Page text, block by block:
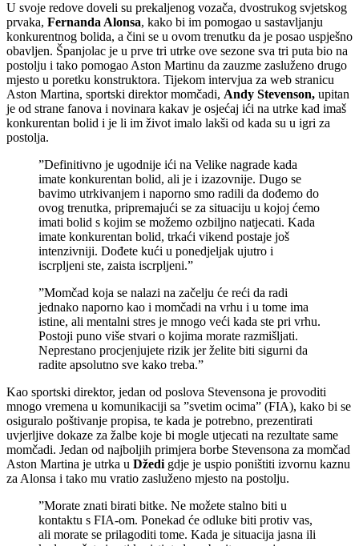
U svoje redove doveli su prekaljenog vozača, dvostrukog svjetskog
prvaka, Fernanda Alonsa, kako bi im pomogao u sastavljanju
konkurentnog bolida, a čini se u ovom trenutku da je posao uspješno
obavljen. Španjolac je u prve tri utrke ove sezone sva tri puta bio na
postolju i tako pomogao Aston Martinu da zauzme zasluženo drugo
mjesto u poretku konstruktora. Tijekom intervjua za web stranicu
Aston Martina, sportski direktor momčadi, Andy Stevenson, upitan
je od strane fanova i novinara kakav je osjećaj ići na utrke kad imaš
konkurentan bolid i je li im život imalo lakši od kada su u igri za
postolja.
”Definitivno je ugodnije ići na Velike nagrade kada
imate konkurentan bolid, ali je i izazovnije. Dugo se
bavimo utrkivanjem i naporno smo radili da dođemo do
ovog trenutka, pripremajući se za situaciju u kojoj ćemo
imati bolid s kojim se možemo ozbiljno natjecati. Kada
imate konkurentan bolid, trkaći vikend postaje još
intenzivniji. Dođete kući u ponedjeljak ujutro i
iscrpljeni ste, zaista iscrpljeni.”
”Momčad koja se nalazi na začelju će reći da radi
jednako naporno kao i momčadi na vrhu i u tome ima
istine, ali mentalni stres je mnogo veći kada ste pri vrhu.
Postoji puno više stvari o kojima morate razmišljati.
Neprestano procjenjujete rizik jer želite biti sigurni da
radite apsolutno sve kako treba.”
Kao sportski direktor, jedan od poslova Stevensona je provoditi
mnogo vremena u komunikaciji sa ”svetim ocima” (FIA), kako bi se
osiguralo poštivanje propisa, te kada je potrebno, prezentirati
uvjerljive dokaze za žalbe koje bi mogle utjecati na rezultate same
momčadi. Jedan od najboljih primjera borbe Stevensona za momčad
Aston Martina je utrka u Džedi gdje je uspio poništiti izvornu kaznu
za Alonsa i tako mu vratio zasluženo mjesto na postolju.
”Morate znati birati bitke. Ne možete stalno biti u
kontaktu s FIA-om. Ponekad će odluke biti protiv vas,
ali morate se prilagoditi tome. Kada je situacija jasna ili